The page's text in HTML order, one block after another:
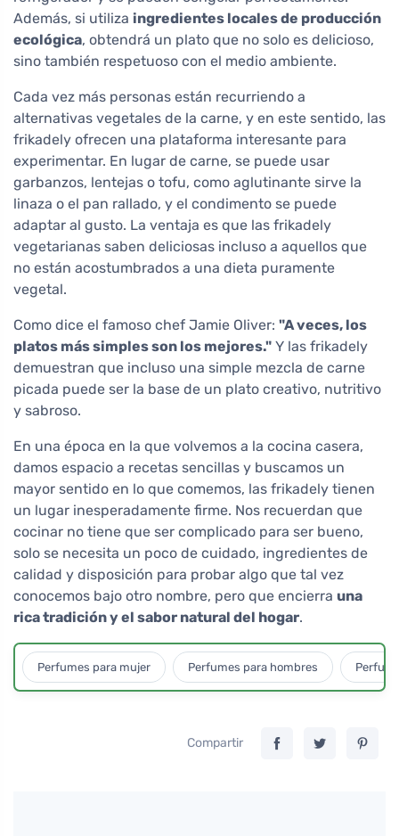
Además, si utiliza ingredientes locales de producción
ecológica, obtendrá un plato que no solo es delicioso,
sino también respetuoso con el medio ambiente.
Cada vez más personas están recurriendo a
alternativas vegetales de la carne, y en este sentido, las
frikadely ofrecen una plataforma interesante para
experimentar. En lugar de carne, se puede usar
garbanzos, lentejas o tofu, como aglutinante sirve la
linaza o el pan rallado, y el condimento se puede
adaptar al gusto. La ventaja es que las frikadely
vegetarianas saben deliciosas incluso a aquellos que
no están acostumbrados a una dieta puramente
vegetal.
Como dice el famoso chef Jamie Oliver: "A veces, los
platos más simples son los mejores." Y las frikadely
demuestran que incluso una simple mezcla de carne
picada puede ser la base de un plato creativo, nutritivo
y sabroso.
En una época en la que volvemos a la cocina casera,
damos espacio a recetas sencillas y buscamos un
mayor sentido en lo que comemos, las frikadely tienen
un lugar inesperadamente firme. Nos recuerdan que
cocinar no tiene que ser complicado para ser bueno,
solo se necesita un poco de cuidado, ingredientes de
calidad y disposición para probar algo que tal vez
conocemos bajo otro nombre, pero que encierra una
rica tradición y el sabor natural del hogar.
Perfumes para mujer Perfumes para hombres
Compartir